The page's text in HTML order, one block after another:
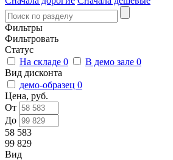
Фильтры
Фильтровать
Статус
На складе 0 В демо зале 0
Вид дисконта
демо-образец 0
Цена, руб.
От
До
58 583
99 829
Вид